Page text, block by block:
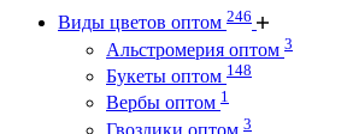
Виды цветов оптом 246
Альстромерия оптом 3
Букеты оптом 148
Вербы оптом 1
Гвоздики оптом 3